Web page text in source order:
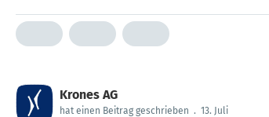
Krones AG
hat einen Beitrag geschrieben . 13. Juli